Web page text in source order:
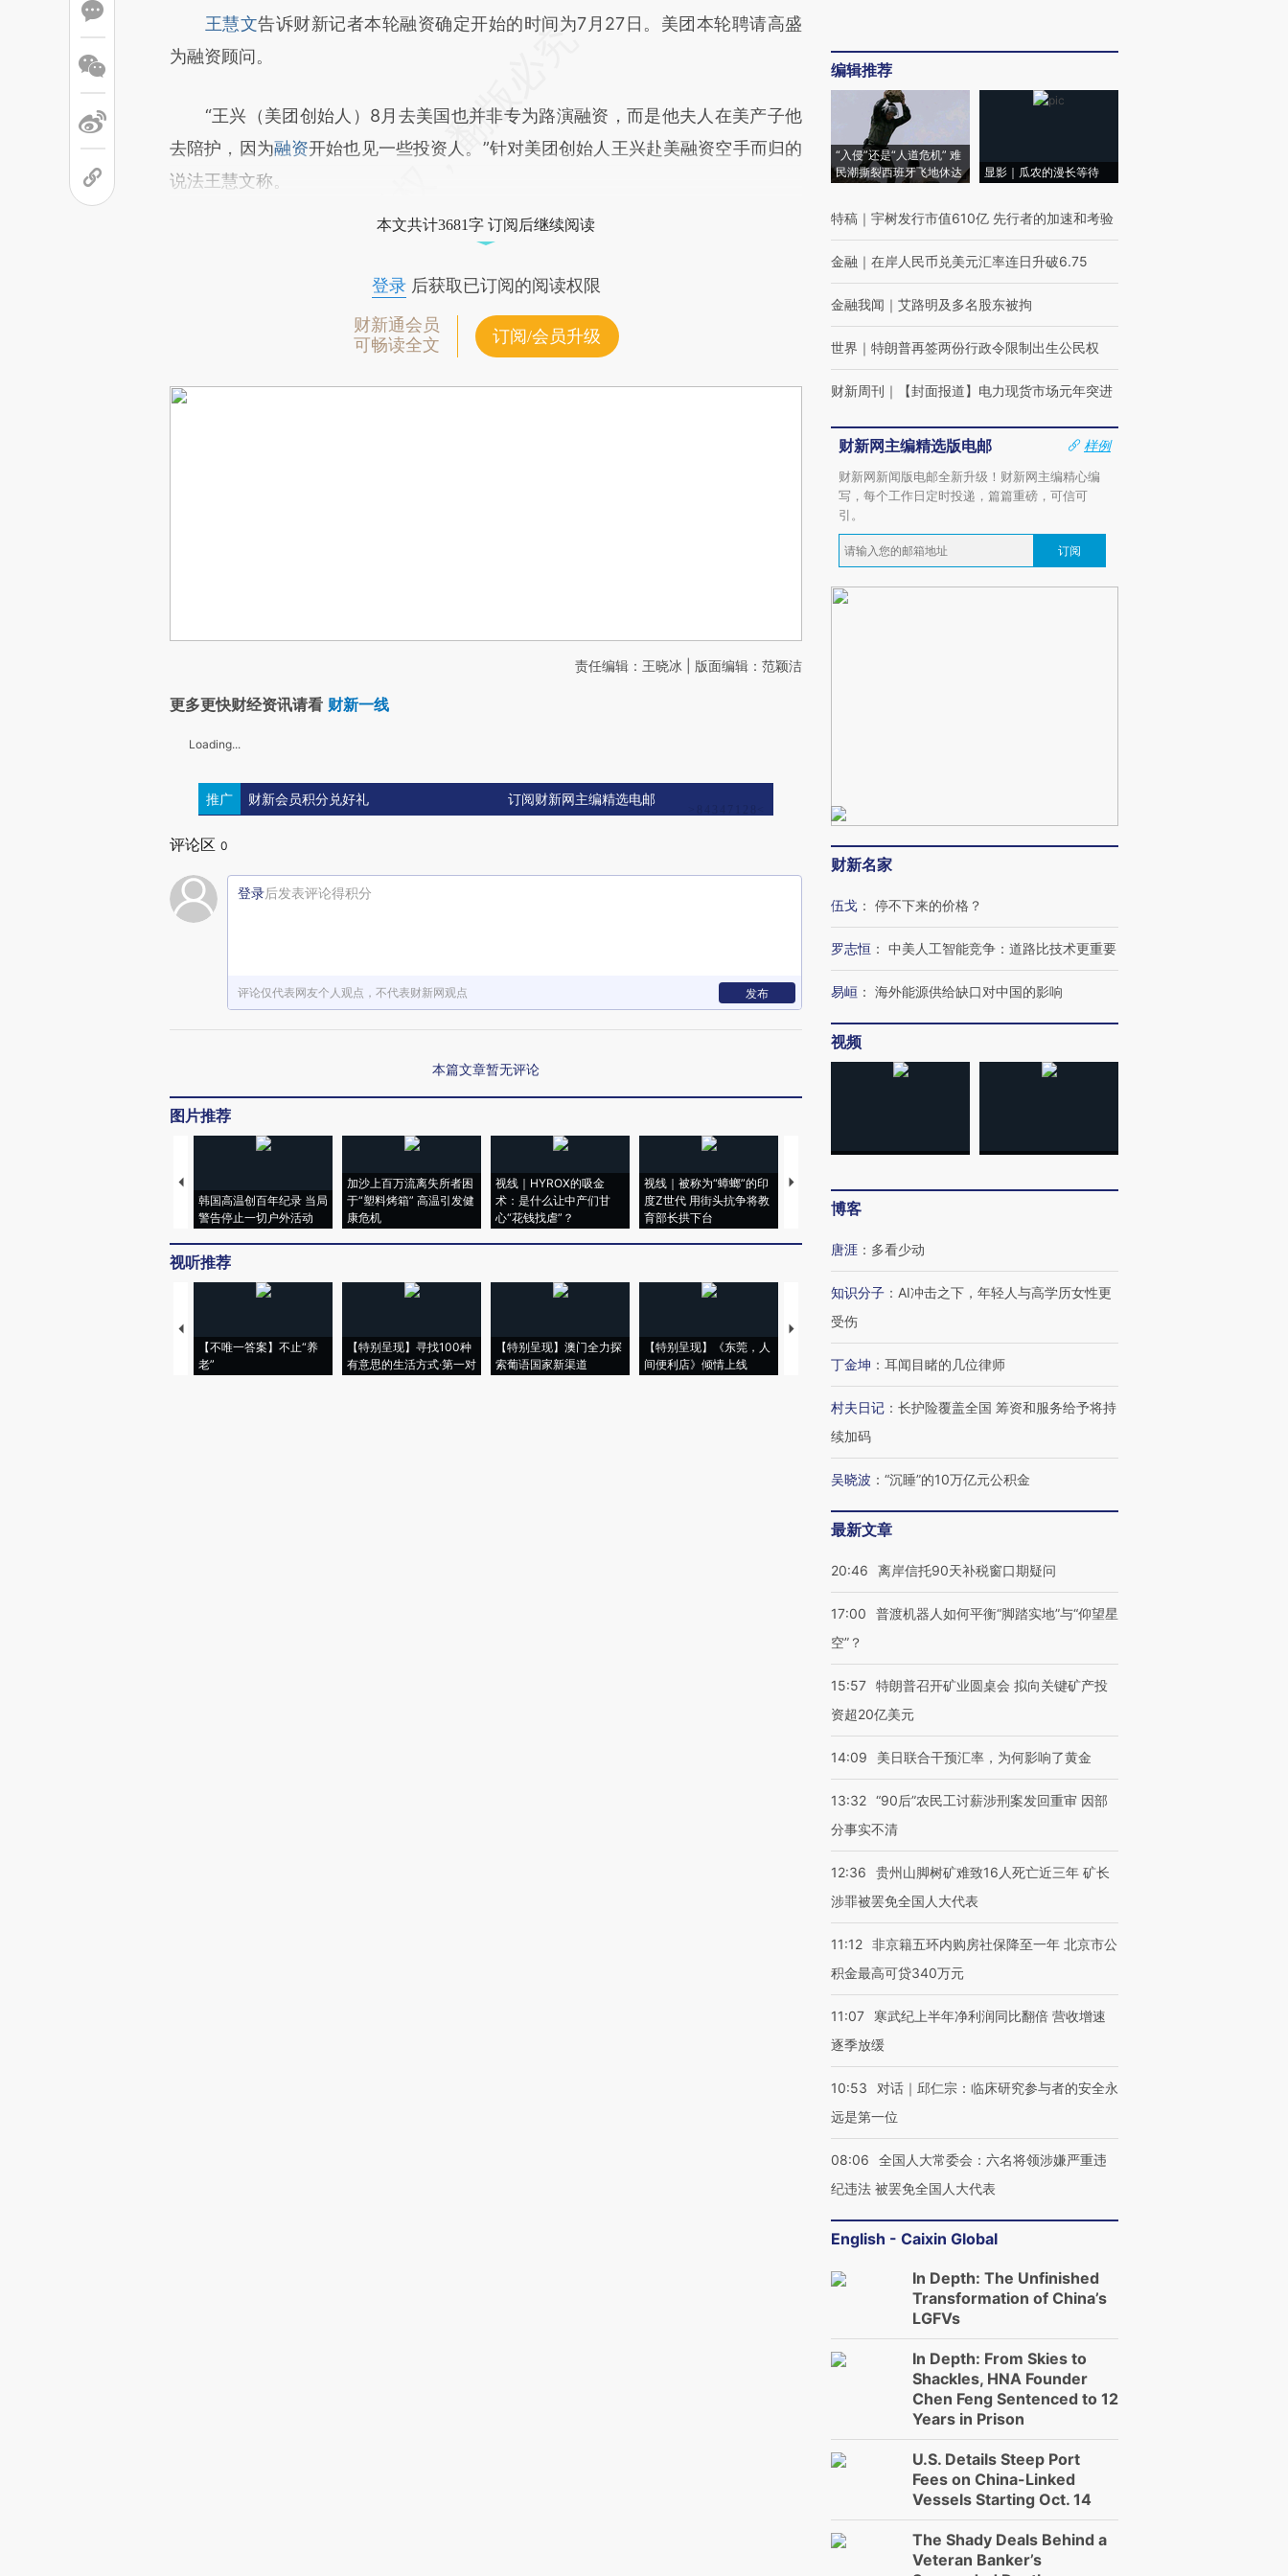
王慧文告诉财新记者本轮融资确定开始的时间为7月27日。美团本轮聘请高盛
为融资顾问。
“王兴（美团创始人）8月去美国也并非专为路演融资，而是他夫人在美产子他
去陪护，因为融资开始也见一些投资人。”针对美团创始人王兴赴美融资空手而归的
说法王慧文称。
本文共计3681字 订阅后继续阅读
登录后获取已订阅的阅读权限
财新通会员
可畅读全文
订阅/会员升级
责任编辑：王晓冰 | 版面编辑：范颖洁
更多更快财经资讯请看 财新一线
Loading...
推广 财新会员积分兑好礼 订阅财新网主编精选电邮
评论区 0
登录后发表评论得积分
评论仅代表网友个人观点，不代表财新网观点 发布
本篇文章暂无评论
图片推荐
韩国高温创百年纪录 当局
警告停止一切户外活动
加沙上百万流离失所者困
于“塑料烤箱” 高温引发健
康危机
视线｜HYROX的吸金
术：是什么让中产们甘
心“花钱找虐”？
视线｜被称为“蟑螂”的印
度Z世代 用街头抗争将教
育部长拱下台
视线｜“入侵”还是“人道危
机”？难民潮撕裂西班牙
飞地休达
视听推荐
【不唯一答案】不止“养
老”
【特别呈现】寻找100种
有意思的生活方式·第一对
【特别呈现】澳门全力探
索葡语国家新渠道
【特别呈现】《东莞，人
间便利店》倾情上线
【推广】走进第四届链博
会，让数智科技“链”接产
【特别呈现】寻找100种
有意思的生活方式·第三对
CFO：不靠规模取胜，华
编辑推荐
“入侵”还是“人道危机” 难
民潮撕裂西班牙飞地休达
显影｜瓜农的漫长等待
特稿 ｜ 宇树发行市值610亿 先行者的加速和考验
金融 ｜ 在岸人民币兑美元汇率连日升破6.75
金融我闻 ｜ 艾路明及多名股东被拘
世界 ｜ 特朗普再签两份行政令限制出生公民权
财新周刊 ｜ 【封面报道】电力现货市场元年突进
财新网主编精选版电邮
样例
财新网新闻版电邮全新升级！财新网主编精心编
写，每个工作日定时投递，篇篇重磅，可信可
引。
订阅
财新名家
伍戈 ： 停不下来的价格？
罗志恒 ： 中美人工智能竞争：道路比技术更重要
易峘 ： 海外能源供给缺口对中国的影响
视频
博客
唐涯 ： 多看少动
知识分子 ： AI冲击之下，年轻人与高学历女性更
受伤
丁金坤 ： 耳闻目睹的几位律师
村夫日记 ： 长护险覆盖全国 筹资和服务给予将持
续加码
吴晓波 ： “沉睡”的10万亿元公积金
最新文章
20:46 离岸信托90天补税窗口期疑问
17:00
普渡机器人如何平衡“脚踏实地”与“仰望星
空”？
15:57 特朗普召开矿业圆桌会 拟向关键矿产投
资超20亿美元
14:09 美日联合干预汇率，为何影响了黄金
13:32 “90后”农民工讨薪涉刑案发回重审 因部
分事实不清
12:36
贵州山脚树矿难致16人死亡近三年 矿长
涉罪被罢免全国人大代表
11:12 非京籍五环内购房社保降至一年 北京市公
积金最高可贷340万元
11:07
寒武纪上半年净利润同比翻倍 营收增速
逐季放缓
10:53
对话｜邱仁宗：临床研究参与者的安全永
远是第一位
08:06
全国人大常委会：六名将领涉嫌严重违
纪违法 被罢免全国人大代表
English - Caixin Global
In Depth: The Unfinished
Transformation of China’s
LGFVs
In Depth: From Skies to
Shackles, HNA Founder
Chen Feng Sentenced to 12
Years in Prison
U.S. Details Steep Port
Fees on China-Linked
Vessels Starting Oct. 14
The Shady Deals Behind a
Veteran Banker’s